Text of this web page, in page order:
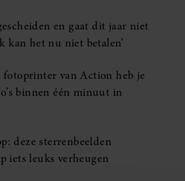
en gaat dit jaar niet
kan het nu niet betalen’
van Action heb je
binnen één minuut in
deze sterrenbeelden
iets leuks verheugen